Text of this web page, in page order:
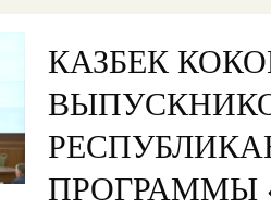
КАЗБЕК
ПРОГРАММЫ